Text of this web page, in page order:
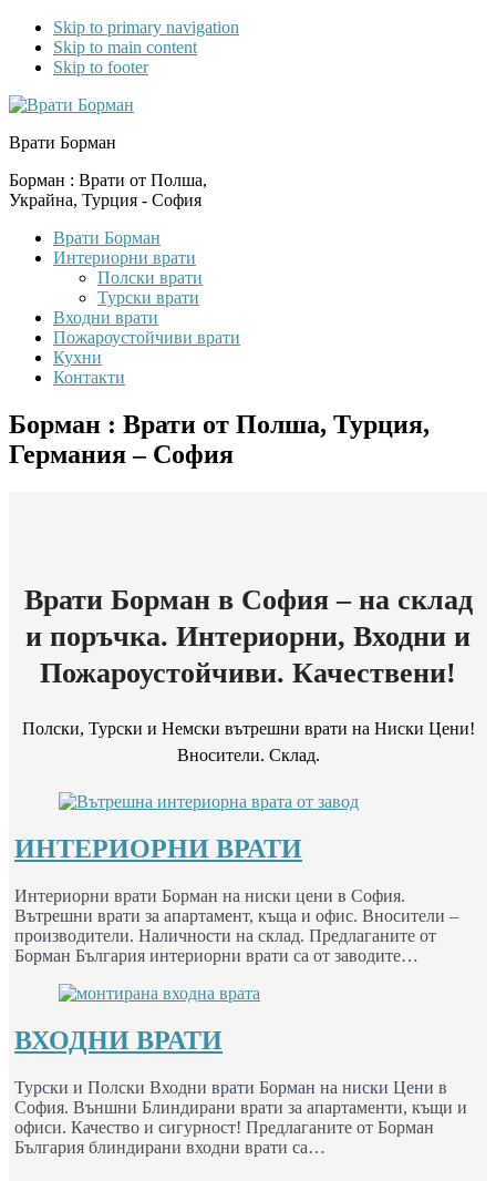
Skip to primary navigation
Skip to main content
Skip to footer
Врати Борман
Борман : Врати от Полша,
Украйна, Турция - София
Врати Борман
Интериорни врати
Полски врати
Турски врати
Входни врати
Пожароустойчиви врати
Кухни
Контакти
Борман : Врати от Полша, Турция,
Германия – София
Врати Борман в София – на склад
и поръчка. Интериорни, Входни и
Пожароустойчиви. Качествени!
Полски, Турски и Немски вътрешни врати на Ниски Цени!
Вносители. Склад.
ИНТЕРИОРНИ ВРАТИ
Интериорни врати Борман на ниски цени в София.
Вътрешни врати за апартамент, къща и офис. Вносители –
производители. Наличности на склад. Предлаганите от
Борман България интериорни врати са от заводите…
ВХОДНИ ВРАТИ
Турски и Полски Входни врати Борман на ниски Цени в
София. Външни Блиндирани врати за апартаменти, къщи и
офиси. Качество и сигурност! Предлаганите от Борман
България блиндирани входни врати са…